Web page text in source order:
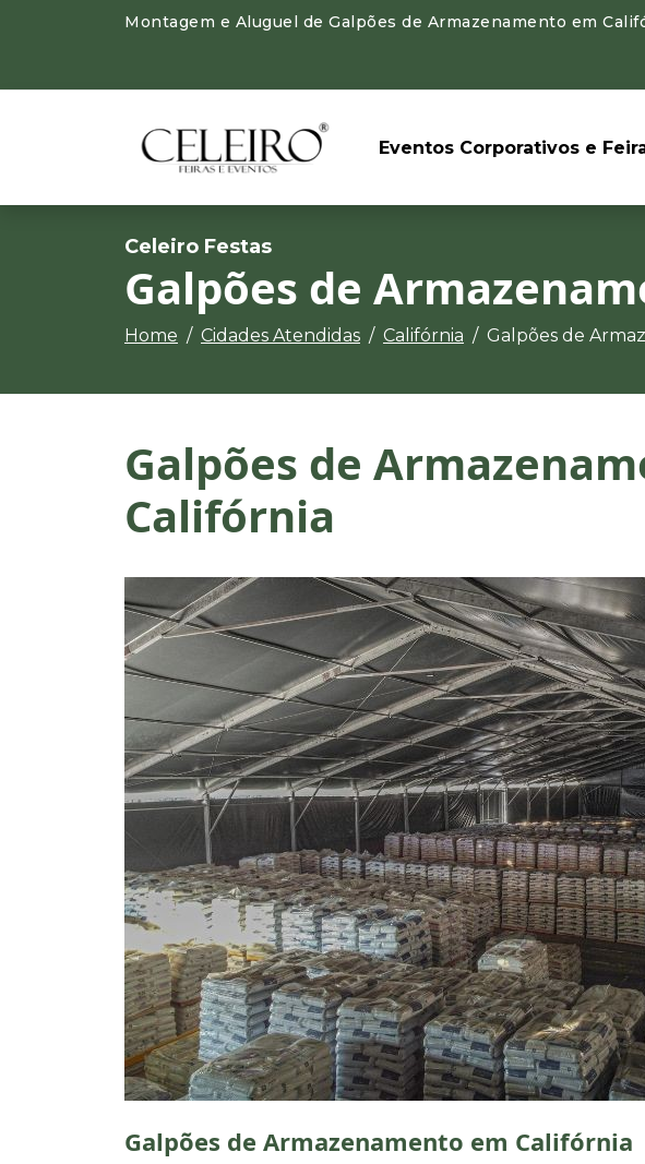
Montagem e Aluguel de Galpões de Armazenamento em
Eventos Corporativos e
Celeiro Festas
Galpões de
Home Cidades Atendidas Califórnia Galpões de
Galpões de
Califórnia
Galpões de Armazenamento em Califórnia